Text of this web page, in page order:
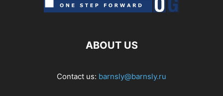
ABOUT US
Contact us: barnsly@barnsly.ru